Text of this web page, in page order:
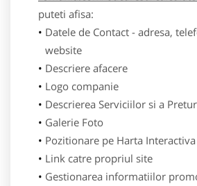
puteti afisa:
Datele de Contact - adresa,
website
Descriere afacere
Logo companie
Descrierea Serviciilor si a
Galerie Foto
Pozitionare pe Harta Interactiva
Link catre propriul site
Gestionarea informatiilor